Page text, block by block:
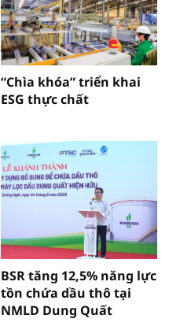
“Chìa khóa” triển khai
ESG thực chất
BSR tăng 12,5% năng lực
tồn chứa dầu thô tại
NMLD Dung Quất